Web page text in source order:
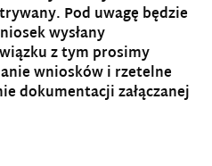
Pod uwagę będzie
wysłany
z tym prosimy
wniosków i rzetelne
dokumentacji załączanej